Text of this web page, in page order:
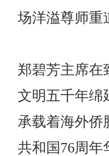
场洋溢尊师重
郑碧芳主席在
文明五千年绵
承载着海外侨
共和国76周年